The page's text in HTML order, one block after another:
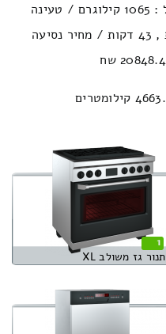
נפח חפצים : 20.42м³ | משקל : 1065 קילוגרם / טעינה
זמן נסיעה בין ערים 50 שעות , 43 דקות / מחיר נסיעה
1
תנור גז משולב XL